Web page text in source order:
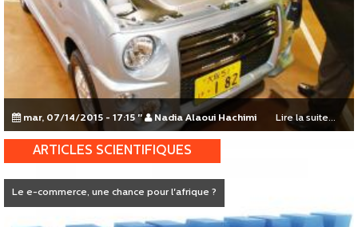
mar, 07/14/2015 - 17:15" Nadia Alaoui Hachimi Lire la suite...
Le e-commerce, une chance pour l'afrique ?
ARTICLES SCIENTIFIQUES